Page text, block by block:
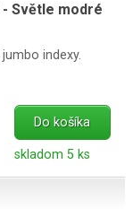
Světle modré
indexy.
Do košíka
skladom 5 ks